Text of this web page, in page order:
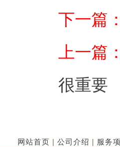
下一篇
上一篇
很重要
网站首页 | 公司介绍 | 服务